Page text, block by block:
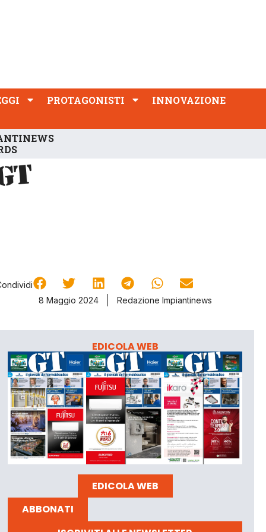
PROTAGONISTI
INNOVAZIONE
8 Maggio 2024
Redazione Impiantinews
EDICOLA WEB
EDICOLA WEB
ABBONATI